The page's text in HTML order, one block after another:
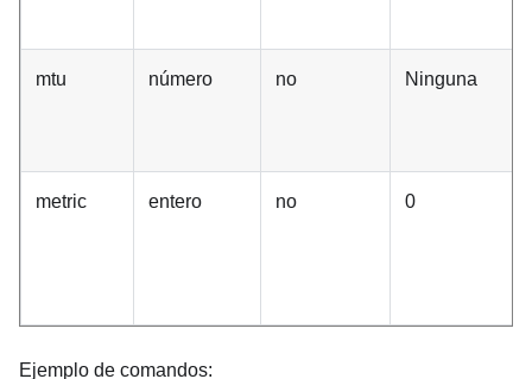
mtu número no Ninguna
metric entero no 0
Ejemplo de comandos: